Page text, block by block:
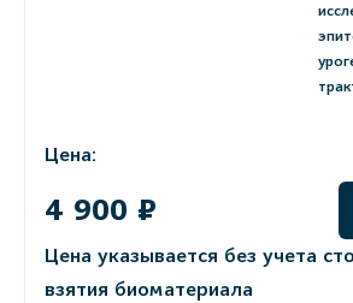
Цена:
4 900 ₽
Цена указывается без учета
взятия биоматериала